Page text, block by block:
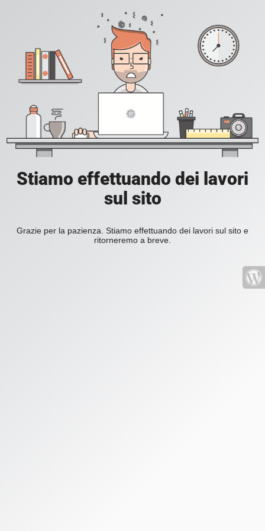
Stiamo effettuando dei lavori
sul sito
Grazie per la pazienza. Stiamo effettuando dei lavori sul sito e
ritorneremo a breve.